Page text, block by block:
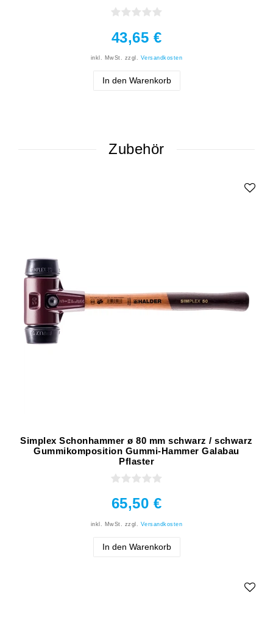
43,65 €
inkl. MwSt. zzgl. Versandkosten
In den Warenkorb
Zubehör
Simplex Schonhammer ø 80 mm schwarz / schwarz
Gummikomposition Gummi-Hammer Galabau
Pflaster
65,50 €
inkl. MwSt. zzgl. Versandkosten
In den Warenkorb